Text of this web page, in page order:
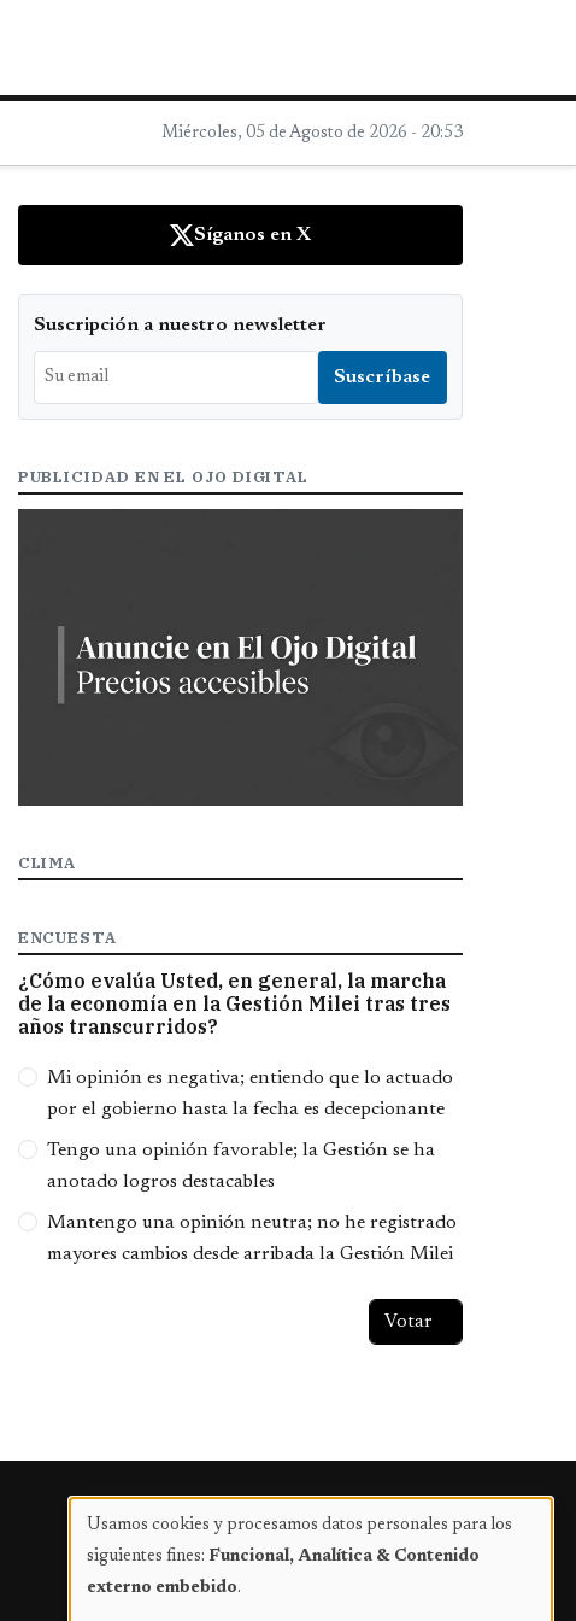
Miércoles, 05 de Agosto de 2026 - 20:53
Síganos en X
Suscripción a nuestro newsletter
PUBLICIDAD EN EL OJO DIGITAL
CLIMA
ENCUESTA
¿Cómo evalúa Usted, en general, la marcha
de la economía en la Gestión Milei tras tres
años transcurridos?
Opciones
Mi opinión es negativa; entiendo que lo actuado
por el gobierno hasta la fecha es decepcionante
Tengo una opinión favorable; la Gestión se ha
anotado logros destacables
Mantengo una opinión neutra; no he registrado
mayores cambios desde arribada la Gestión Milei
Publicidad
Uso
de
Usamos cookies y procesamos datos personales para los
siguientes fines: Funcional, Analítica & Contenido
externo embebido.